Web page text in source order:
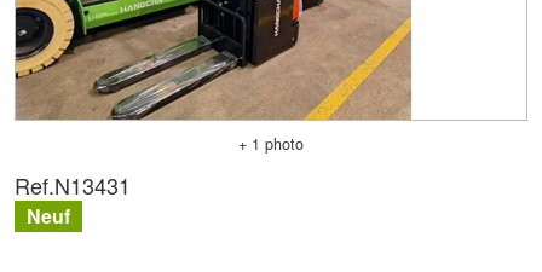
+ 1 photo
Ref.N13431
Neuf